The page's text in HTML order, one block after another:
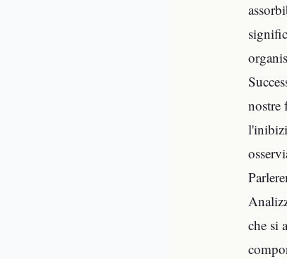
nostre
che si